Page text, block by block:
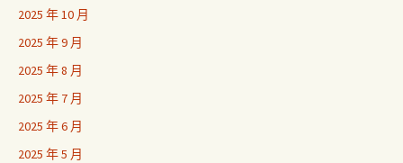
2025 年 10 月
2025 年 9 月
2025 年 8 月
2025 年 7 月
2025 年 6 月
2025 年 5 月